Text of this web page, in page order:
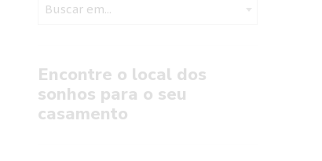
Buscar em...
Encontre o local dos
sonhos para o seu
casamento